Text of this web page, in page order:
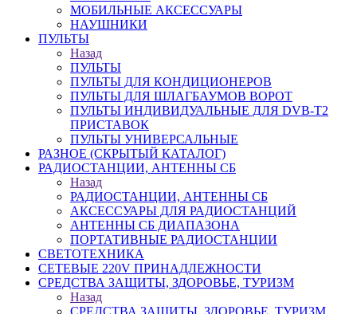
МОБИЛЬНЫЕ АКСЕССУАРЫ
НАУШНИКИ
ПУЛЬТЫ
Назад
ПУЛЬТЫ
ПУЛЬТЫ ДЛЯ КОНДИЦИОНЕРОВ
ПУЛЬТЫ ДЛЯ ШЛАГБАУМОВ ВОРОТ
ПУЛЬТЫ ИНДИВИДУАЛЬНЫЕ ДЛЯ DVB-T2
ПРИСТАВОК
ПУЛЬТЫ УНИВЕРСАЛЬНЫЕ
РАЗНОЕ (СКРЫТЫЙ КАТАЛОГ)
РАДИОСТАНЦИИ, АНТЕННЫ CБ
Назад
РАДИОСТАНЦИИ, АНТЕННЫ CБ
АКСЕССУАРЫ ДЛЯ РАДИОСТАНЦИЙ
АНТЕННЫ CБ ДИАПАЗОНА
ПОРТАТИВНЫЕ РАДИОСТАНЦИИ
СВЕТОТЕХНИКА
СЕТЕВЫЕ 220V ПРИНАДЛЕЖНОСТИ
СРЕДСТВА ЗАЩИТЫ, ЗДОРОВЬЕ, ТУРИЗМ
Назад
СРЕДСТВА ЗАЩИТЫ, ЗДОРОВЬЕ, ТУРИЗМ